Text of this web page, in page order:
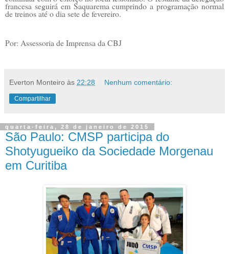
francesa seguirá em Saquarema cumprindo a programação normal
de treinos até o dia sete de fevereiro.
Por: Assessoria de Imprensa da CBJ
Everton Monteiro às 22:28 Nenhum comentário:
Compartilhar
quarta-feira, 28 de janeiro de 2015
São Paulo: CMSP participa do
Shotyugueiko da Sociedade Morgenau
em Curitiba